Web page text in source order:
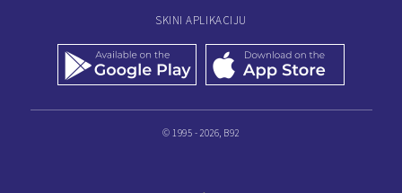
SKINI APLIKACIJU
© 1995 - 2026, B92